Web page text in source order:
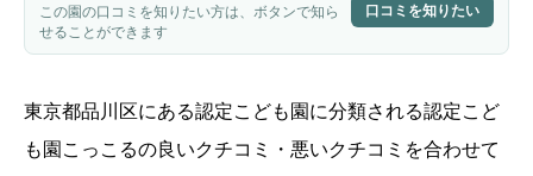
この園の口コミを知りたい方は、ボタンで知ら
せることができます
口コミを知りたい
東京都品川区にある認定こども園に分類される認定こど
も園こっこるの良いクチコミ・悪いクチコミを合わせて